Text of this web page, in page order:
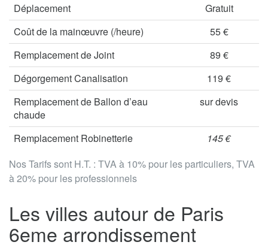
Nos Tarifs sont H.T. : TVA à 10% pour les particuliers, TVA
à 20% pour les professionnels
Déplacement
Gratuit
Coût de la mainœuvre (/heure)
55 €
Remplacement de Joint
89 €
Dégorgement Canalisation
119 €
Remplacement de Ballon d’eau
chaude
sur devis
Remplacement Robinetterie 145 €
Les villes autour de Paris
6eme arrondissement